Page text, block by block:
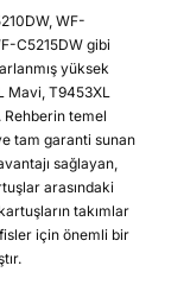
WF-
C5215DW gibi
yüksek
Mavi, T9453XL
Rehberin temel
tam garanti sunan
sağlayan,
arasındaki
takımlar
için önemli bir